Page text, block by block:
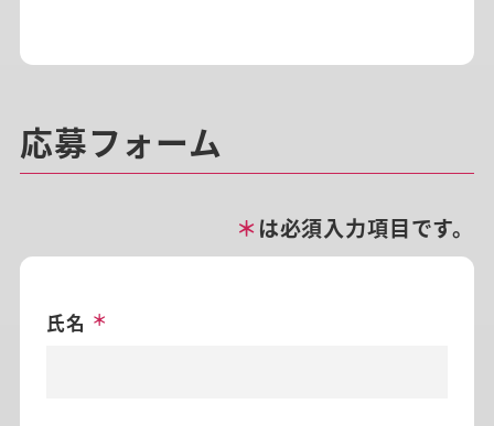
応募フォーム
＊は必須入力項目です。
氏名